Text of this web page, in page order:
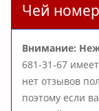
Чей номер
Внимание:
681-31-67 имеет
нет отзывов
поэтому если